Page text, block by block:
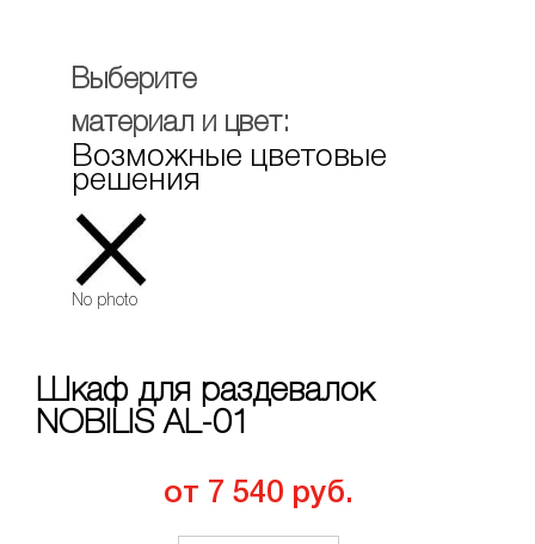
Выберите
материал и цвет:
Возможные цветовые
решения
No photo
Шкаф для раздевалок
NOBILIS AL-01
от 7 540 руб.